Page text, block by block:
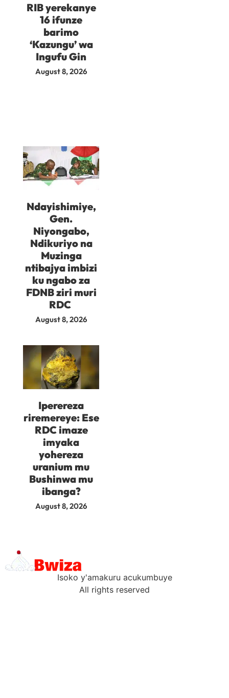
RIB yerekanye
16 ifunze
barimo
‘Kazungu’ wa
Ingufu Gin
August 8, 2026
Ndayishimiye,
Gen.
Niyongabo,
Ndikuriyo na
Muzinga
ntibajya imbizi
ku ngabo za
FDNB ziri muri
RDC
August 8, 2026
Iperereza
riremereye: Ese
RDC imaze
imyaka
yohereza
uranium mu
Bushinwa mu
ibanga?
August 8, 2026
Isoko y'amakuru acukumbuye
All rights reserved